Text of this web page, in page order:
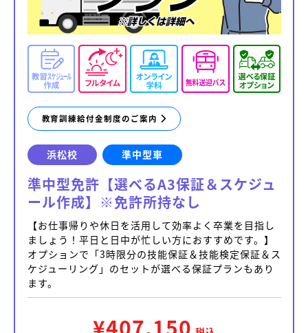
教育訓練給付金制度のご案内
浜松校 準中型車
準中型免許【選べるA3保証＆スケジュ
ール作成】※免許所持なし
【お仕事帰りや休日を活用して効率よく卒業を目指し
ましょう！平日と日中が忙しい方におすすめです。】
オプションで「3時限分の技能保証＆技能検定保証＆ス
ケジューリング」のセットが選べる保証プランもあり
ます。
¥407,150